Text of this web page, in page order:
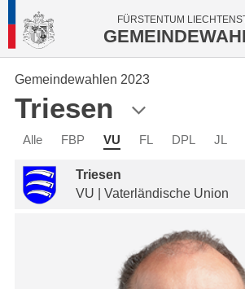
FÜRSTENTUM
Gemeindewahlen 2023
Triesen
Alle FBP VU FL DPL JL
Triesen
VU | Vaterländische Union